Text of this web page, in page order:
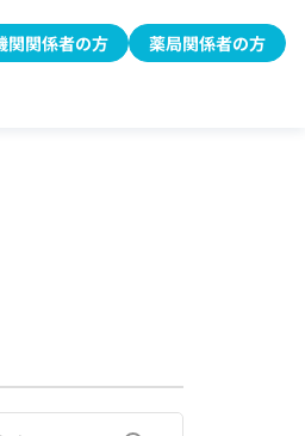
関関係者の方 薬局関係者の方